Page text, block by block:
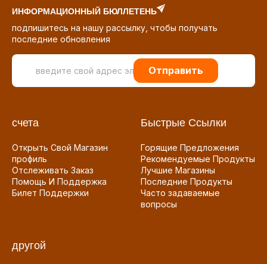
ИНФОРМАЦИОННЫЙ БЮЛЛЕТЕНЬ
подпишитесь на нашу рассылку, чтобы получать
последние обновления
Отправить
счета
Открыть Свой Магазин
профиль
Отслеживать Заказ
Помощь И Поддержка
Билет Поддержки
Быстрые Ссылки
Горящие Предложения
Рекомендуемые Продукты
Лучшие Магазины
Последние Продукты
Часто задаваемые
вопросы
другой